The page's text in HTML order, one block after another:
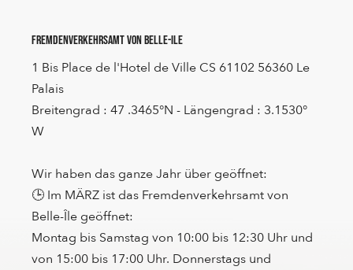
Fremdenverkehrsamt von Belle-Ile
1 Bis Place de l'Hotel de Ville CS 61102 56360 Le
Palais
Breitengrad : 47 .3465°N - Längengrad : 3.1530°
W
Wir haben das ganze Jahr über geöffnet:
🕒 Im MÄRZ ist das Fremdenverkehrsamt von
Belle-Île geöffnet:
Montag bis Samstag von 10:00 bis 12:30 Uhr und
von 15:00 bis 17:00 Uhr. Donnerstags und